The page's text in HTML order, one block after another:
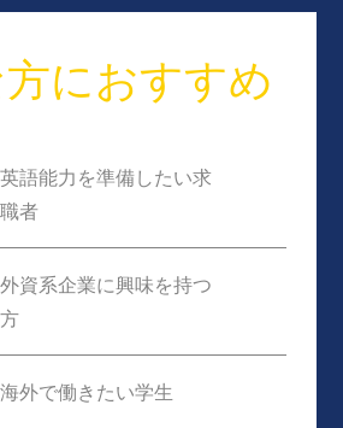
におすすめ
英語能力を準備したい求
職者
外資系企業に興味を持つ
方
海外で働きたい学生